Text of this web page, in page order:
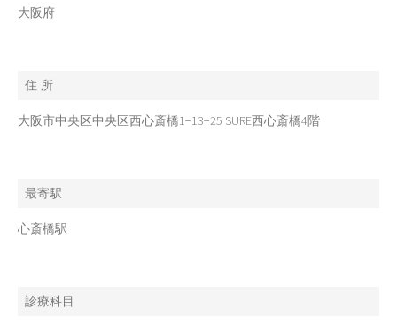
大阪府
住 所
大阪市中央区中央区西心斎橋1−13−25 SURE西心斎橋4階
最寄駅
心斎橋駅
診療科目